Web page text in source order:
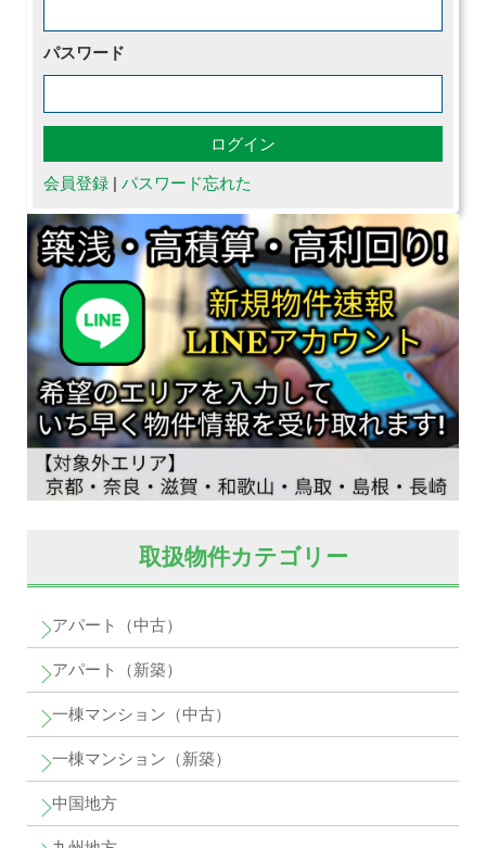
パスワード
会員登録 | パスワード忘れた
取扱物件カテゴリー
アパート（中古）
アパート（新築）
一棟マンション（中古）
一棟マンション（新築）
中国地方